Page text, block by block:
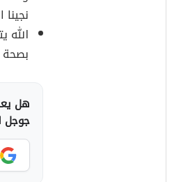
الله
هل
جوجل